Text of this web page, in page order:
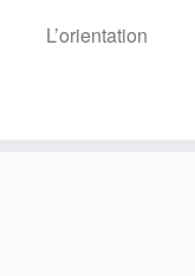
L’orientation